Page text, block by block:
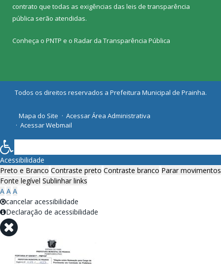
contrato que todas as exigências das leis de transparência
pública serão atendidas.
Conheça o PNTP e o Radar da Transparência Pública
Todos os direitos reservados a Prefeitura Municipal de Prainha.
Mapa do Site
Acessar Área Administrativa
Acessar Webmail
Acessibilidade
Preto e Branco Contraste preto Contraste branco Parar movimentos
Fonte legível Sublinhar links
A A A
cancelar acessibilidade
Declaração de acessibilidade